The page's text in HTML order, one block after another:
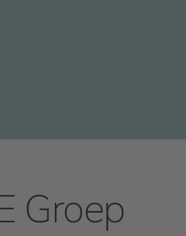
Groep